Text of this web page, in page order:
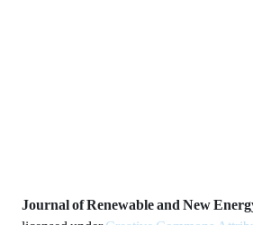
Journal of Renewable and New